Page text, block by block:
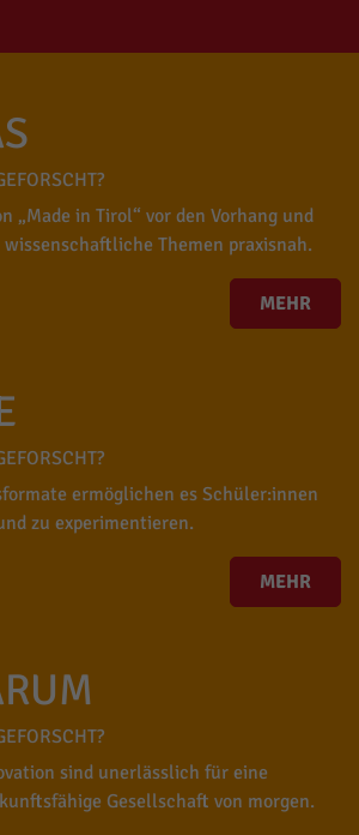
„Made in Tirol“ vor den Vorhang und
Themen praxisnah.
MEHR
ermöglichen es Schüler:innen
zu experimentieren.
MEHR
sind unerlässlich für eine
Gesellschaft von morgen.